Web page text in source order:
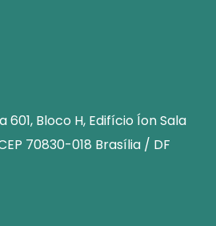
601, Bloco H, Edifício Íon Sala
70830-018 Brasília / DF